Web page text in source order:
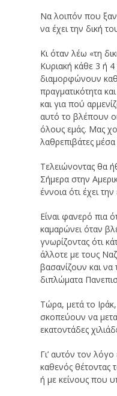
Να λοιπόν που
να έχει την δική
Κι όταν λέω «τη
Κυριακή κάθε 3 ή
διαμορφώνουν
πραγματικότητα
και για πού
αυτό το βλέπουν
όλους εμάς. Μας
λαθρεπιβάτες
Τελειώνοντας θα
Σήμερα στην
έννοια ότι έχει
Είναι φανερό πια
καμαρώνει όταν
γνωρίζοντας ότι
άλλοτε με τους
βασανίζουν και
διπλώματα
Τώρα, μετά το
σκοπεύουν να
εκατοντάδες
Γι’ αυτόν τον
καθενός θέτοντας
ή με κείνους που